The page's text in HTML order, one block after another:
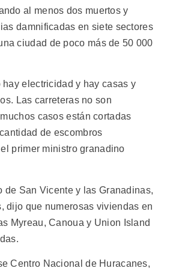
al menos dos muertos y
damnificadas en siete sectores
ciudad de poco más de 50 000
hay electricidad y hay casas y
Las carreteras no son
casos están cortadas
de escombros
primer ministro granadino
de San Vicente y las Granadinas,
dijo que numerosas viviendas en
Myreau, Canoua y Union Island
Centro Nacional de Huracanes,